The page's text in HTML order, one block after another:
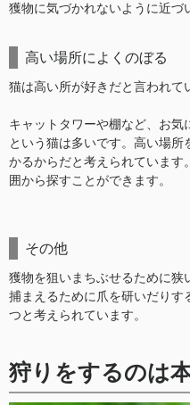
獲物に気づかれないように近づ
高い場所によくのぼる
猫は高い所が好きだと言われて
キャットタワーや棚など、お気
という猫は多いです。高い場
かるからだと考えられています
囲から探すことができます。
その他
獲物を狙いまちぶせるために狭
捕まえるために爪を研いだりす
つと考えられています。
狩りをするのは